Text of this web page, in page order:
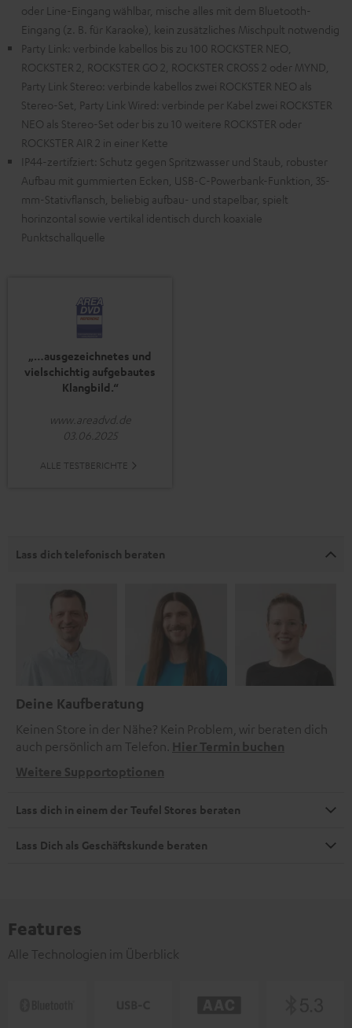
oder Line-Eingang wählbar, mische alles mit dem Bluetooth-
Eingang (z. B. für Karaoke), kein zusätzliches Mischpult notwendig
Party Link: verbinde kabellos bis zu 100 ROCKSTER NEO,
ROCKSTER 2, ROCKSTER GO 2, ROCKSTER CROSS 2 oder MYND,
Party Link Stereo: verbinde kabellos zwei ROCKSTER NEO als
Stereo-Set, Party Link Wired: verbinde per Kabel zwei ROCKSTER
NEO als Stereo-Set oder bis zu 10 weitere ROCKSTER oder
ROCKSTER AIR 2 in einer Kette
IP44-zertifziert: Schutz gegen Spritzwasser und Staub, robuster
Aufbau mit gummierten Ecken, USB-C-Powerbank-Funktion, 35-
mm-Stativflansch, beliebig aufbau- und stapelbar, spielt
horinzontal sowie vertikal identisch durch koaxiale
Punktschallquelle
„…ausgezeichnetes und
vielschichtig aufgebautes
Klangbild.“
www.areadvd.de
03.06.2025
ALLE TESTBERICHTE
Lass dich telefonisch beraten
Deine Kaufberatung
Keinen Store in der Nähe? Kein Problem, wir beraten dich
auch persönlich am Telefon. Hier Termin buchen
Weitere Supportoptionen
Lass dich in einem der Teufel Stores beraten
Lass Dich als Geschäftskunde beraten
Features
Alle Technologien im Überblick